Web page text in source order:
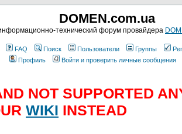
DOMEN.com.ua
технический форум провайдера
FAQ Поиск Пользователи Группы
Профиль
Войти и проверить личные сообщения
NOT SUPPORTED
WIKI INSTEAD